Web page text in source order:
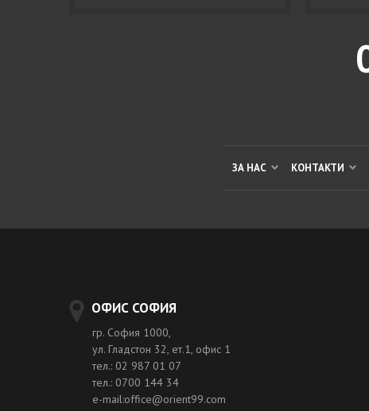
ЗА НАС КОНТАКТИ
ОФИС СОФИЯ
гр. София 1000,
ул. Гладстон 32, ет.1, офис 1
тел.: 02 987 01 07
тел.: 0700 144 34
e-mail:office@orient99.com